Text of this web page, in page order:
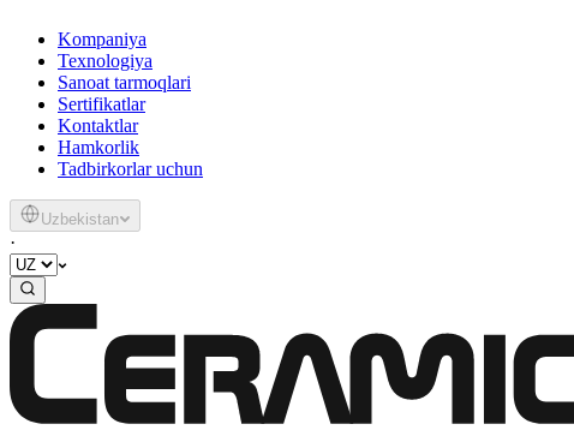
Kompaniya
Texnologiya
Sanoat tarmoqlari
Sertifikatlar
Kontaktlar
Hamkorlik
Tadbirkorlar uchun
Uzbekistan
·